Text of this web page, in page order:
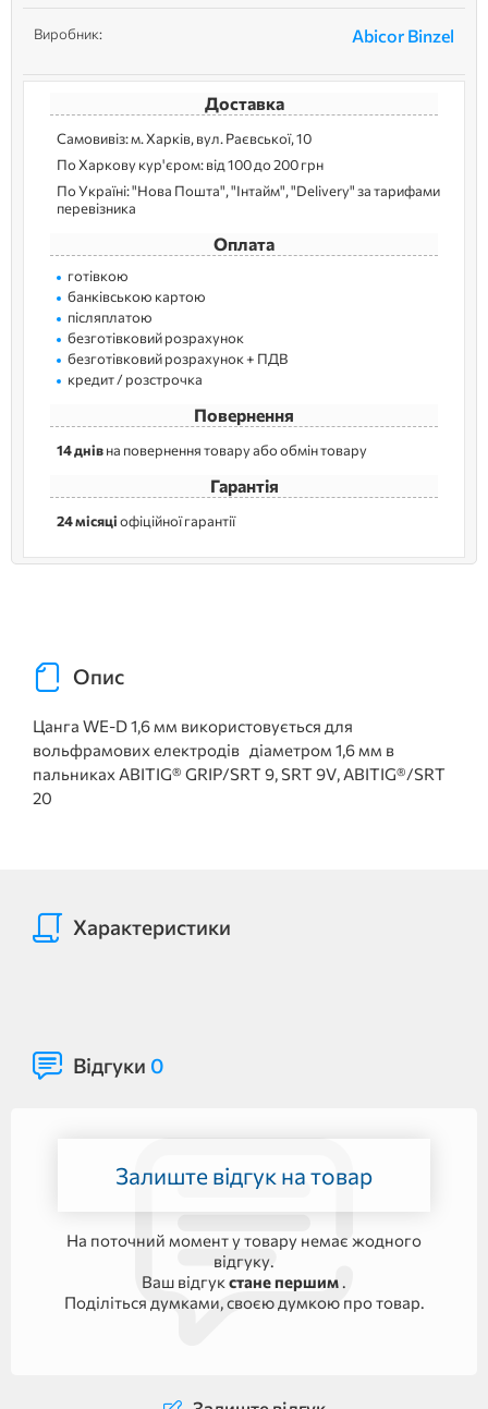
Виробник: Abicor Binzel
Доставка
Самовивіз: м. Харків, вул. Раєвської, 10
По Харкову кур'єром: від 100 до 200 грн
По Україні: "Нова Пошта", "Інтайм", "Delivery" за тарифами
перевізника
Оплата
готівкою
банківською картою
післяплатою
безготівковий розрахунок
безготівковий розрахунок + ПДВ
кредит / розстрочка
Повернення
14 днівна повернення товару або обмін товару
Гарантія
24 місяціофіційної гарантії
Опис
Цанга WE-D 1,6 мм використовується для
вольфрамових електродів діаметром 1,6 мм в
пальниках ABITIG® GRIP/SRT 9, SRT 9V, ABITIG®/SRT
20
Характеристики
Відгуки 0
Залиште відгук на товар
На поточний момент у товару немає жодного
відгуку.
Ваш відгук стане першим .
Поділіться думками, своєю думкою про товар.